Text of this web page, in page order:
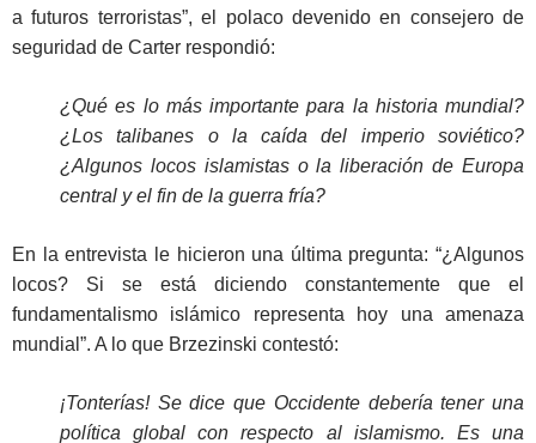
a futuros terroristas”, el polaco devenido en consejero de
seguridad de Carter respondió:
¿Qué es lo más importante para la historia mundial?
¿Los talibanes o la caída del imperio soviético?
¿Algunos locos islamistas o la liberación de Europa
central y el fin de la guerra fría?
En la entrevista le hicieron una última pregunta: “¿Algunos
locos? Si se está diciendo constantemente que el
fundamentalismo islámico representa hoy una amenaza
mundial”. A lo que Brzezinski contestó:
¡Tonterías! Se dice que Occidente debería tener una
política global con respecto al islamismo. Es una